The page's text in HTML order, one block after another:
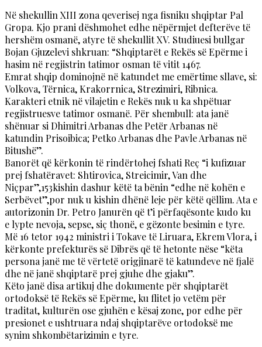
Në shekullin XIII zona qeverisej nga fisniku shqiptar Pal
Gropa. Kjo prani dëshmohet edhe nëpërmjet defterëve të
hershëm osmanë, atyre të shekullit XV. Studiuesi bullgar
Bojan Gjuzelevi shkruan: “Shqiptarët e Rekës së Epërme i
hasim në regjistrin tatimor osman të vitit 1467.
Emrat shqip dominojnë në katundet me emërtime sllave, si:
Volkova, Tërnica, Krakorrnica, Strezimiri, Ribnica.
Karakteri etnik në vilajetin e Rekës nuk u ka shpëtuar
regjistruesve tatimor osmanë. Për shembull: ata janë
shënuar si Dhimitri Arbanas dhe Petër Arbanas në
katundin Prisoibica; Petko Arbanas dhe Pavle Arbanas në
Bitushë”.
Banorët që kërkonin të rindërtohej fshati Reç “i kufizuar
prej fshatëravet: Shtirovica, Streicimir, Van dhe
Niçpar”,153kishin dashur këtë ta bënin “edhe në kohën e
Serbëvet”,por nuk u kishin dhënë leje për këtë qëllim. Ata e
autorizonin Dr. Petro Janurën që t’i përfaqësonte kudo ku
e lypte nevoja, sepse, siç thonë, e gëzonte besimin e tyre.
Më 16 tetor 1942 ministri i Tokave të Liruara, Ekrem Vlora, i
kërkonte prefekturës së Dibrës që të hetonte nëse “këta
persona janë me të vërtetë origjinarë të katundeve në fjalë
dhe në janë shqiptarë prej gjuhe dhe gjaku”.
Këto janë disa artikuj dhe dokumente për shqiptarët
ortodoksë të Rekës së Epërme, ku flitet jo vetëm për
traditat, kulturën ose gjuhën e kësaj zone, por edhe për
presionet e ushtruara ndaj shqiptarëve ortodoksë me
synim shkombëtarizimin e tyre.